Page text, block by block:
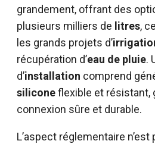
grandement, offrant des
plusieurs milliers de litres,
les grands projets d’
récupération d’eau de pluie.
d’installation comprend
siliconeflexible et résistant,
connexion sûre et durable.
L’aspect réglementaire n’est